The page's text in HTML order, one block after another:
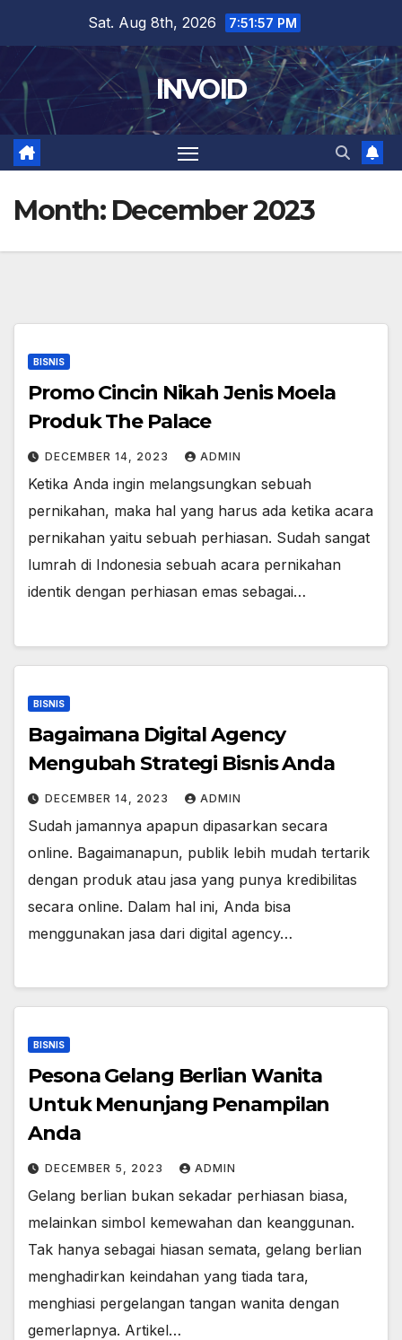
content
Sat. Aug 8th, 2026 7:51:57 PM
INVOID
Month: December 2023
BISNIS
Promo Cincin Nikah Jenis Moela
Produk The Palace
DECEMBER 14, 2023 ADMIN
Ketika Anda ingin melangsungkan sebuah
pernikahan, maka hal yang harus ada ketika acara
pernikahan yaitu sebuah perhiasan. Sudah sangat
lumrah di Indonesia sebuah acara pernikahan
identik dengan perhiasan emas sebagai…
BISNIS
Bagaimana Digital Agency
Mengubah Strategi Bisnis Anda
DECEMBER 14, 2023 ADMIN
Sudah jamannya apapun dipasarkan secara
online. Bagaimanapun, publik lebih mudah tertarik
dengan produk atau jasa yang punya kredibilitas
secara online. Dalam hal ini, Anda bisa
menggunakan jasa dari digital agency…
BISNIS
Pesona Gelang Berlian Wanita
Untuk Menunjang Penampilan
Anda
DECEMBER 5, 2023 ADMIN
Gelang berlian bukan sekadar perhiasan biasa,
melainkan simbol kemewahan dan keanggunan.
Tak hanya sebagai hiasan semata, gelang berlian
menghadirkan keindahan yang tiada tara,
menghiasi pergelangan tangan wanita dengan
gemerlapnya. Artikel…